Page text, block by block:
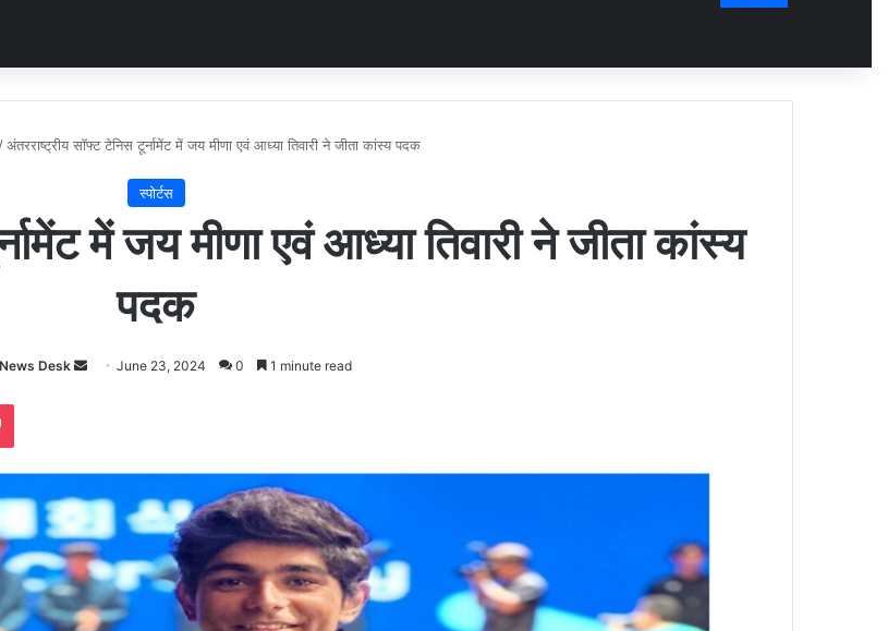
/अंतरराष्ट्रीय सॉफ्ट टेनिस टूर्नामेंट में जय मीणा एवं आध्या तिवारी ने जीता कांस्य पदक
स्पोर्टस
में जय मीणा एवं आध्या तिवारी ने जीता कांस्य
पदक
News Desk
SendJune 23, 2024 0 1 minute read
Pocket